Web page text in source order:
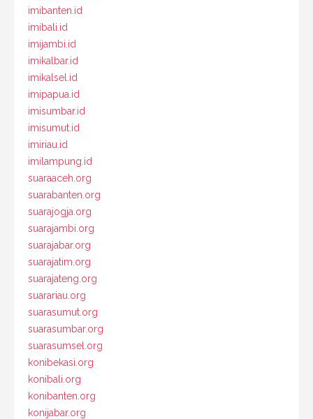
imibanten.id
imibali.id
imijambi.id
imikalbar.id
imikalsel.id
imipapua.id
imisumbar.id
imisumut.id
imiriau.id
imilampung.id
suaraaceh.org
suarabanten.org
suarajogja.org
suarajambi.org
suarajabar.org
suarajatim.org
suarajateng.org
suarariau.org
suarasumut.org
suarasumbar.org
suarasumsel.org
konibekasi.org
konibali.org
konibanten.org
konijabar.org